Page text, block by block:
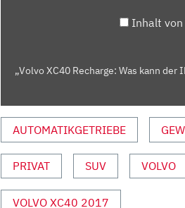
|
AUTO
MOTOR
UND
SPORT“
VON
Inhalt von
„Volvo XC40 Recharge: Was kann
AUTOMATIKGETRIEBE
PRIVAT SUV VOLVO
VOLVO XC40 2017